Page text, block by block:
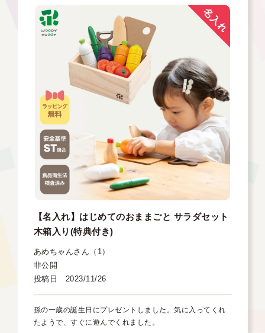
【名入れ】はじめてのおままごと サラダセット
木箱入り(特典付き)
あめちゃんさん（1）
非公開
投稿日 2023/11/26
孫の一歳の誕生日にプレゼントしました。気に入ってくれ
たようで、すぐに遊んでくれました。